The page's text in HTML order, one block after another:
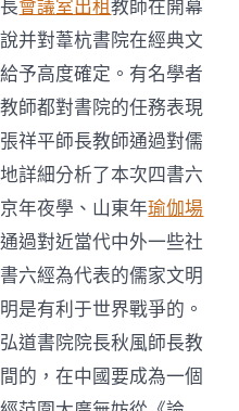
會議室出租教師在開幕
并對葦杭書院在經典文
予高度確定。有名學者
師都對書院的任務表現
祥平師長教師通過對儒
詳細分析了本次四書六
年夜學、山東年瑜伽場
過對近當代中外一些社
六經為代表的儒家文明
是有利于世界戰爭的。
道書院院長秋風師長教
的，在中國要成為一個